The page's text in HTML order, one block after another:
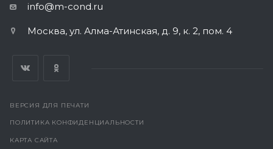
info@m-cond.ru
Москва, ул. Алма-Атинская, д. 9, к. 2, пом. 4
ВЕРСИЯ ДЛЯ ПЕЧАТИ
ПОЛИТИКА КОНФИДЕНЦИАЛЬНОСТИ
КАРТА САЙТА